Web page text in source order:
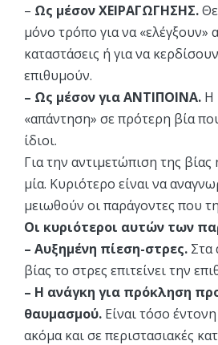
– Ως μέσον ΧΕΙΡΑΓΩΓΗΣΗΣ.
μόνο τρόπο για να «ελέγξουν»
καταστάσεις ή για να
επιθυμούν.
– Ως μέσον για ΑΝΤΙΠΟΙΝΑ. Η
«απάντηση» σε πρότερη βία
ίδιοι.
Για την αντιμετώπιση της βίας
μία. Κυριότερο είναι να
μειωθούν οι παράγοντες που
Οι κυριότεροι αυτών των
– Αυξημένη πίεση-στρες. Στα
βίας το στρες επιτείνει την
– Η ανάγκη για πρόκληση
θαυμασμού. Είναι τόσο
ακόμα και σε περιστασιακές